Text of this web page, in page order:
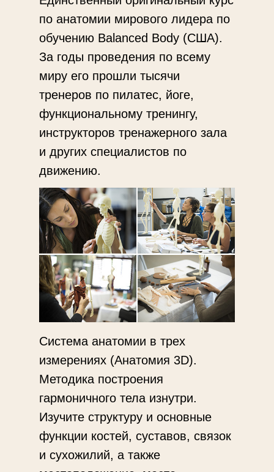
Система анатомии в трех
измерениях (Анатомия 3D).
Методика построения
гармоничного тела изнутри.
Изучите структуру и основные
функции костей, суставов, связок
и сухожилий, а также
по анатомии мирового лидера по
обучению Balanced Body (США).
За годы проведения по всему
миру его прошли тысячи
тренеров по пилатес, йоге,
функциональному тренингу,
инструкторов тренажерного зала
и других специалистов по
движению.